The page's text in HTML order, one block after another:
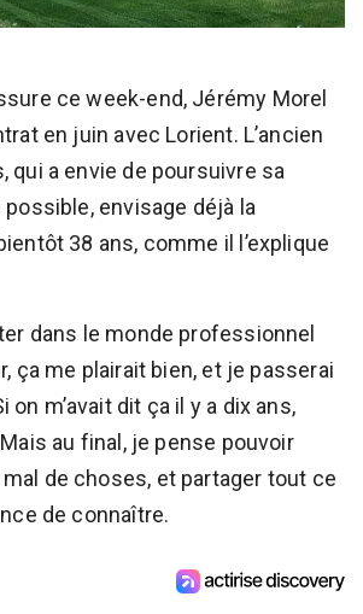
ce week-end, Jérémy Morel
en juin avec Lorient. L’ancien
qui a envie de poursuivre sa
envisage déjà la
38 ans, comme il l’explique
dans le monde professionnel
ça me plairait bien, et je passerai
on m’avait dit ça il y a dix ans,
au final, je pense pouvoir
de choses, et partager tout ce
de connaître.